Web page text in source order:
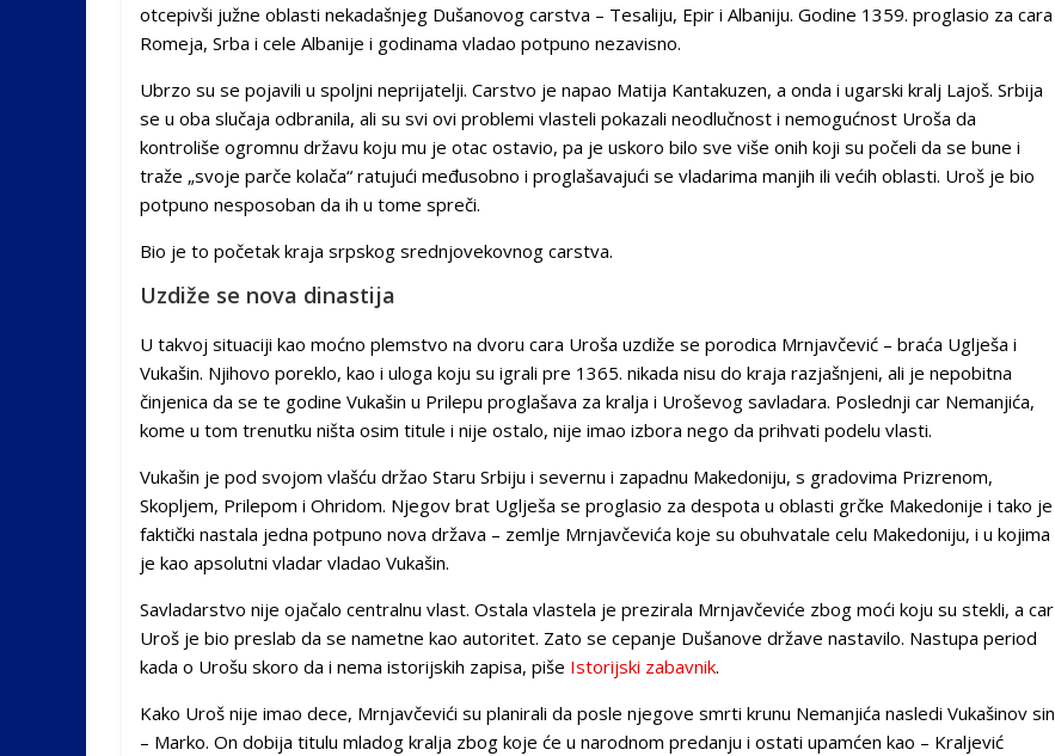
otcepivši južne oblasti nekadašnjeg Dušanovog carstva – Tesaliju, Epir i Albaniju. Godine 1359. proglasio za cara
Romeja, Srba i cele Albanije i godinama vladao potpuno nezavisno.
Ubrzo su se pojavili u spoljni neprijatelji. Carstvo je napao Matija Kantakuzen, a onda i ugarski kralj Lajoš. Srbija
se u oba slučaja odbranila, ali su svi ovi problemi vlasteli pokazali neodlučnost i nemogućnost Uroša da
kontroliše ogromnu državu koju mu je otac ostavio, pa je uskoro bilo sve više onih koji su počeli da se bune i
traže „svoje parče kolača“ ratujući međusobno i proglašavajući se vladarima manjih ili većih oblasti. Uroš je bio
potpuno nesposoban da ih u tome spreči.
Bio je to početak kraja srpskog srednjovekovnog carstva.
Uzdiže se nova dinastija
U takvoj situaciji kao moćno plemstvo na dvoru cara Uroša uzdiže se porodica Mrnjavčević – braća Uglješa i
Vukašin. Njihovo poreklo, kao i uloga koju su igrali pre 1365. nikada nisu do kraja razjašnjeni, ali je nepobitna
činjenica da se te godine Vukašin u Prilepu proglašava za kralja i Uroševog savladara. Poslednji car Nemanjića,
kome u tom trenutku ništa osim titule i nije ostalo, nije imao izbora nego da prihvati podelu vlasti.
Vukašin je pod svojom vlašću držao Staru Srbiju i severnu i zapadnu Makedoniju, s gradovima Prizrenom,
Skopljem, Prilepom i Ohridom. Njegov brat Uglješa se proglasio za despota u oblasti grčke Makedonije i tako je
faktički nastala jedna potpuno nova država – zemlje Mrnjavčevića koje su obuhvatale celu Makedoniju, i u kojima
je kao apsolutni vladar vladao Vukašin.
Savladarstvo nije ojačalo centralnu vlast. Ostala vlastela je prezirala Mrnjavčeviće zbog moći koju su stekli, a car
Uroš je bio preslab da se nametne kao autoritet. Zato se cepanje Dušanove države nastavilo. Nastupa period
kada o Urošu skoro da i nema istorijskih zapisa, piše Istorijski zabavnik.
Kako Uroš nije imao dece, Mrnjavčevići su planirali da posle njegove smrti krunu Nemanjića nasledi Vukašinov sin
– Marko. On dobija titulu mladog kralja zbog koje će u narodnom predanju i ostati upamćen kao – Kraljević